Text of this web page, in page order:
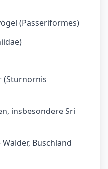
(Passeriformes)
(Sturnornis
insbesondere Sri
Wälder, Buschland